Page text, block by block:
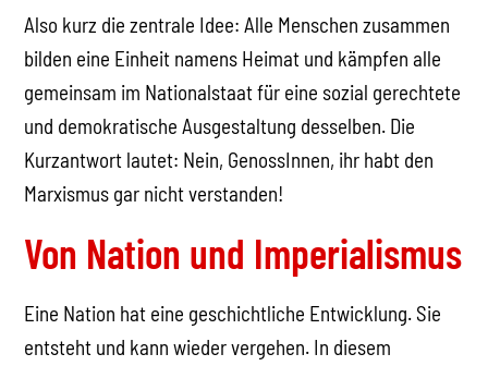
Also kurz die zentrale Idee: Alle Menschen zusammen
bilden eine Einheit namens Heimat und kämpfen alle
gemeinsam im Nationalstaat für eine sozial gerechtete
und demokratische Ausgestaltung desselben. Die
Kurzantwort lautet: Nein, GenossInnen, ihr habt den
Marxismus gar nicht verstanden!
Von Nation und Imperialismus
Eine Nation hat eine geschichtliche Entwicklung. Sie
entsteht und kann wieder vergehen. In diesem